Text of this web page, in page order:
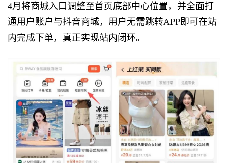
4月将商城入口调整至首页底部中心位置，并全面打
通用户账户与抖音商城，用户无需跳转APP即可在站
内完成下单，真正实现站内闭环。